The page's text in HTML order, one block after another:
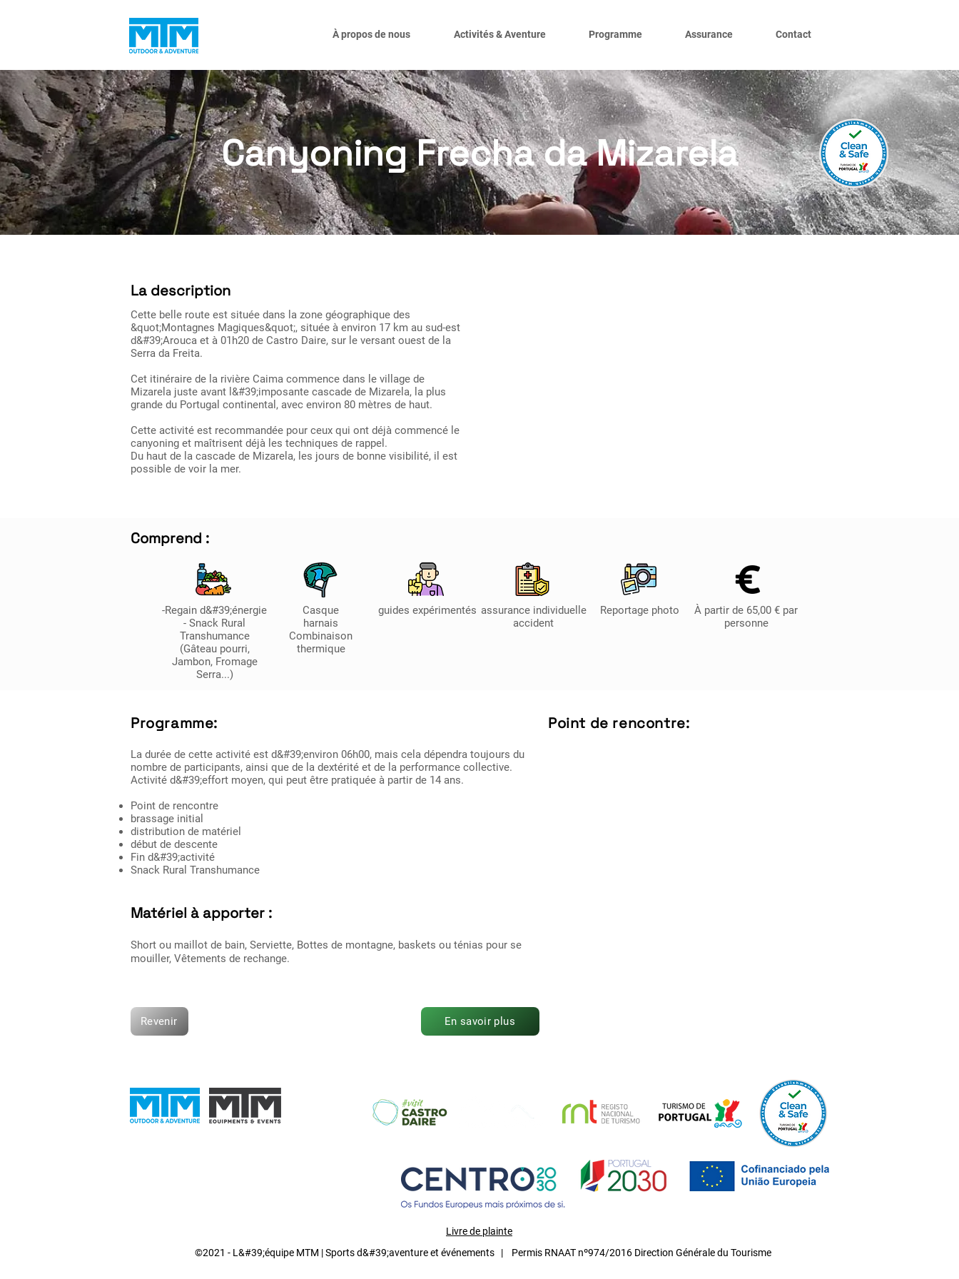
À propos de nous Activités & Aventure Programme Assurance Contact
Canyoning Frecha da Mizarela
La description
Cette belle route est située dans la zone géographique des
&quot;Montagnes Magiques&quot;, située à environ 17 km au sud-est
d&#39;Arouca et à 01h20 de Castro Daire, sur le versant ouest de la
Serra da Freita.
Cet itinéraire de la rivière Caima commence dans le village de
Mizarela juste avant l&#39;imposante cascade de Mizarela, la plus
grande du Portugal continental, avec environ 80 mètres de haut.
Cette activité est recommandée pour ceux qui ont déjà commencé le
canyoning et maîtrisent déjà les techniques de rappel.
Du haut de la cascade de Mizarela, les jours de bonne visibilité, il est
possible de voir la mer.
Comprend :
-Regain d&#39;énergie
- Snack Rural
Transhumance
(Gâteau pourri,
Jambon, Fromage
Serra...)
Casque
harnais
Combinaison
thermique
guides expérimentés assurance individuelle
accident
Reportage photo
À partir de 65,00 € par
personne
Programme:
La durée de cette activité est d&#39;environ 06h00, mais cela dépendra toujours du
nombre de participants, ainsi que de la dextérité et de la performance collective.
Activité d&#39;effort moyen, qui peut être pratiquée à partir de 14 ans.
Point de rencontre
brassage initial
distribution de matériel
début de descente
Fin d&#39;activité
Snack Rural Transhumance
Matériel à apporter :
Short ou maillot de bain, Serviette, Bottes de montagne, baskets ou ténias pour se
mouiller, Vêtements de rechange.
Point de rencontre:
Revenir En savoir plus
Livre de plainte
©2021 - L&#39;équipe MTM | Sports d&#39;aventure et événements | Permis RNAAT nº974/2016 Direction Générale du Tourisme